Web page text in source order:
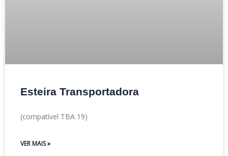
Esteira Transportadora
(compatível TBA 19)
VER MAIS »